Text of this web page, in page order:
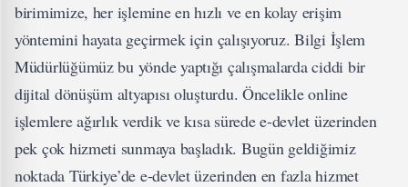
birimimize, her işlemine en hızlı ve en kolay erişim
yöntemini hayata geçirmek için çalışıyoruz. Bilgi İşlem
Müdürlüğümüz bu yönde yaptığı çalışmalarda ciddi bir
dijital dönüşüm altyapısı oluşturdu. Öncelikle online
işlemlere ağırlık verdik ve kısa sürede e-devlet üzerinden
pek çok hizmeti sunmaya başladık. Bugün geldiğimiz
noktada Türkiye’de e-devlet üzerinden en fazla hizmet